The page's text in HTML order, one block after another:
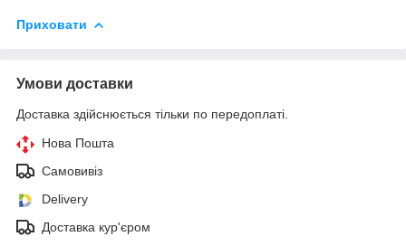
Приховати
Умови доставки
Доставка здійснюється тільки по передоплаті.
Нова Пошта
Самовивіз
Delivery
Доставка кур'єром